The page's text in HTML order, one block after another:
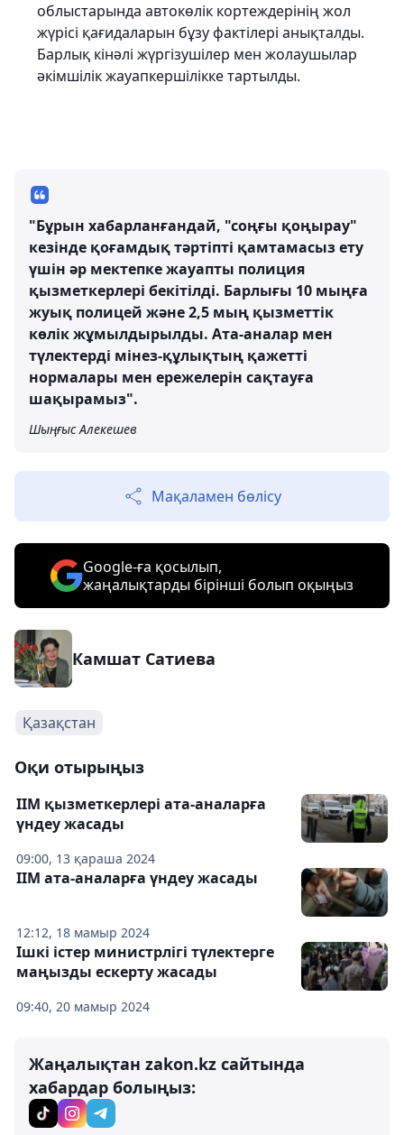
облыстарында автокөлік кортеждерінің жол
жүрісі қағидаларын бұзу фактілері анықталды.
Барлық кінәлі жүргізушілер мен жолаушылар
әкімшілік жауапкершілікке тартылды.
"Бұрын хабарланғандай, "соңғы қоңырау"
кезінде қоғамдық тәртіпті қамтамасыз ету
үшін әр мектепке жауапты полиция
қызметкерлері бекітілді. Барлығы 10 мыңға
жуық полицей және 2,5 мың қызметтік
көлік жұмылдырылды. Ата-аналар мен
түлектерді мінез-құлықтың қажетті
нормалары мен ережелерін сақтауға
шақырамыз".
Шыңғыс Алекешев
Мақаламен бөлісу
Google-ға қосылып,
жаңалықтарды бірінші болып оқыңыз
Камшат Сатиева
Қазақстан
Оқи отырыңыз
09:00, 13 қараша 2024
ІІМ қызметкерлері ата-аналарға
үндеу жасады
12:12, 18 мамыр 2024
ІІМ ата-аналарға үндеу жасады
09:40, 20 мамыр 2024
Ішкі істер министрлігі түлектерге
маңызды ескерту жасады
Жаңалықтан zakon.kz сайтында
хабардар болыңыз: